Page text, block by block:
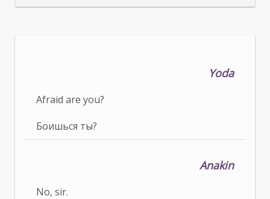
Yoda
Afraid are you?
Боишься ты?
Anakin
No, sir.